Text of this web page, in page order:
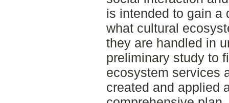
is intended to gain a
what cultural
they are handled in
preliminary study to
ecosystem services
created and applied